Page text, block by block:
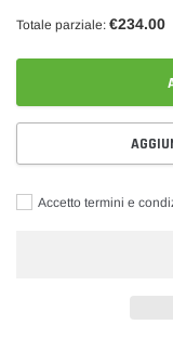
Totale parziale: €234.00
Accetto termini e